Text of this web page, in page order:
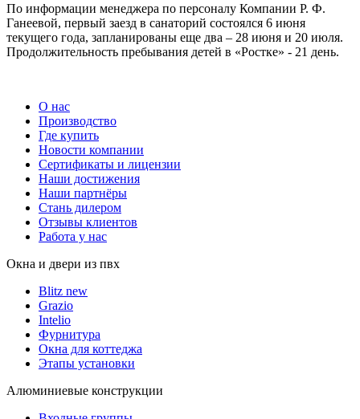
По информации менеджера по персоналу Компании Р. Ф.
Ганеевой, первый заезд в санаторий состоялся 6 июня
текущего года, запланированы еще два – 28 июня и 20 июля.
Продолжительность пребывания детей в «Ростке» - 21 день.
О нас
Производство
Где купить
Новости компании
Сертификаты и лицензии
Наши достижения
Наши партнёры
Стань дилером
Отзывы клиентов
Работа у нас
Окна и двери из пвх
Blitz new
Grazio
Intelio
Фурнитура
Окна для коттеджа
Этапы установки
Алюминиевые конструкции